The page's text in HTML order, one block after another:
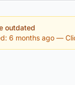
outdated
6 months ago —